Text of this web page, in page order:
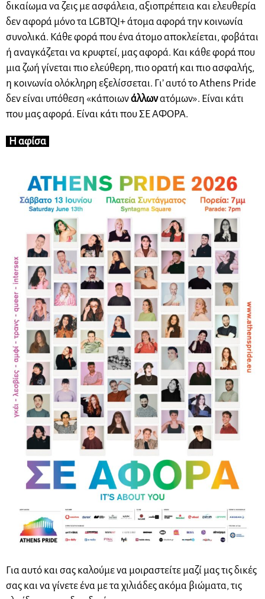
δικαίωμα να ζεις με ασφάλεια, αξιοπρέπεια και ελευθερία
δεν αφορά μόνο τα LGBTQI+ άτομα αφορά την κοινωνία
συνολικά. Κάθε φορά που ένα άτομο αποκλείεται, φοβάται
ή αναγκάζεται να κρυφτεί, μας αφορά. Και κάθε φορά που
μια ζωή γίνεται πιο ελεύθερη, πιο ορατή και πιο ασφαλής,
η κοινωνία ολόκληρη εξελίσσεται. Γι’ αυτό το Athens Pride
δεν είναι υπόθεση «κάποιωνάλλωνατόμων». Είναι κάτι
που μας αφορά. Είναι κάτι που ΣΕ ΑΦΟΡΑ.
Η αφίσα
Για αυτό και σας καλούμε να μοιραστείτε μαζί μας τις δικές
σας και να γίνετε ένα με τα χιλιάδες ακόμα βιώματα, τις